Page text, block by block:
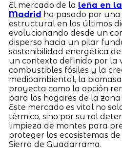
El mercado de la leña en
Madrid ha pasado por
estructural en los últimos
evolucionando desde un
disperso hacia un pilar
sostenibilidad energética
un contexto definido por la
combustibles fósiles y la
medioambiental, la
proyecta como la opción
para los hogares de la
Este mercado es vital no
térmico, sino por su rol
limpieza de montes para
proteger los ecosistemas de
Sierra de Guadarrama.